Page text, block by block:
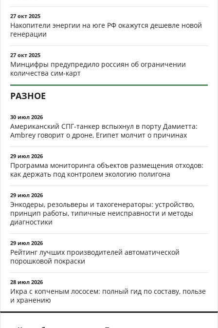
27 окт 2025
Накопители энергии на юге РФ окажутся дешевле новой
генерации
27 окт 2025
Минцифры предупредило россиян об ограничении
количества сим-карт
РАЗНОЕ
30 июл 2026
Американский СПГ-танкер вспыхнул в порту Дамиетта:
Ambrey говорит о дроне, Египет молчит о причинах
29 июл 2026
Программа мониторинга объектов размещения отходов:
как держать под контролем экологию полигона
29 июл 2026
Энкодеры, резольверы и тахогенераторы: устройство,
принцип работы, типичные неисправности и методы
диагностики
29 июл 2026
Рейтинг лучших производителей автоматической
порошковой покраски
28 июл 2026
Икра с копченым лососем: полный гид по составу, пользе
и хранению